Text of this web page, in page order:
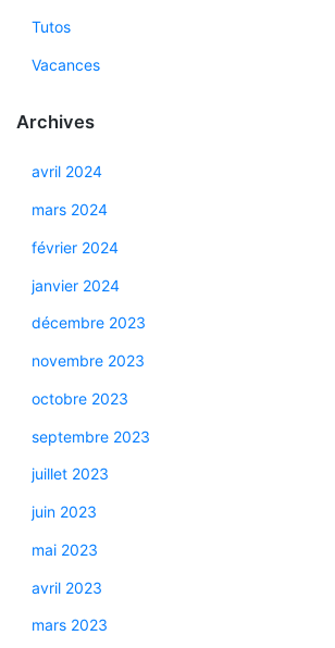
Tutos
Vacances
Archives
avril 2024
mars 2024
février 2024
janvier 2024
décembre 2023
novembre 2023
octobre 2023
septembre 2023
juillet 2023
juin 2023
mai 2023
avril 2023
mars 2023